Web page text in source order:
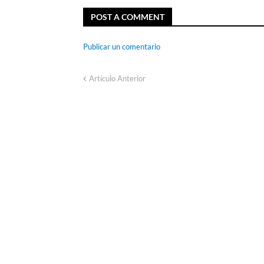
POST A COMMENT
Publicar un comentario
Artículo Anterior